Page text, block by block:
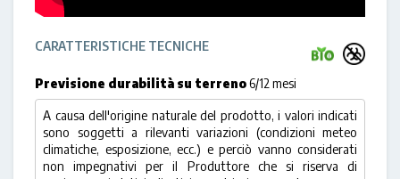
CARATTERISTICHE TECNICHE
Previsione durabilità su terreno6/12 mesi
A causa dell'origine naturale del prodotto, i valori indicati
sono soggetti a rilevanti variazioni (condizioni meteo
climatiche, esposizione, ecc.) e perciò vanno considerati
non impegnativi per il Produttore che si riserva di